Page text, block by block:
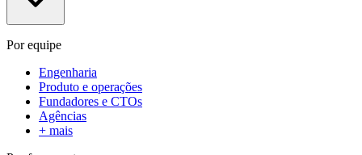
Por equipe
Engenharia
Produto e operações
Fundadores e CTOs
Agências
+ mais